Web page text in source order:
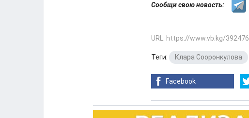
Сообщи свою новость:
URL: https://www.vb.kg/392476
Теги: Клара Сооронкулова
Facebook